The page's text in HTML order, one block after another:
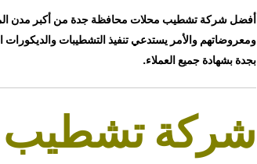
أفضل شركة تشطيب محلات محافظة جدة من أكبر مدن
ومعروضاتهم والأمر يستدعي تنفيذ التشطيبات
بجدة بشهادة جميع العملاء.
شركة تشطيب